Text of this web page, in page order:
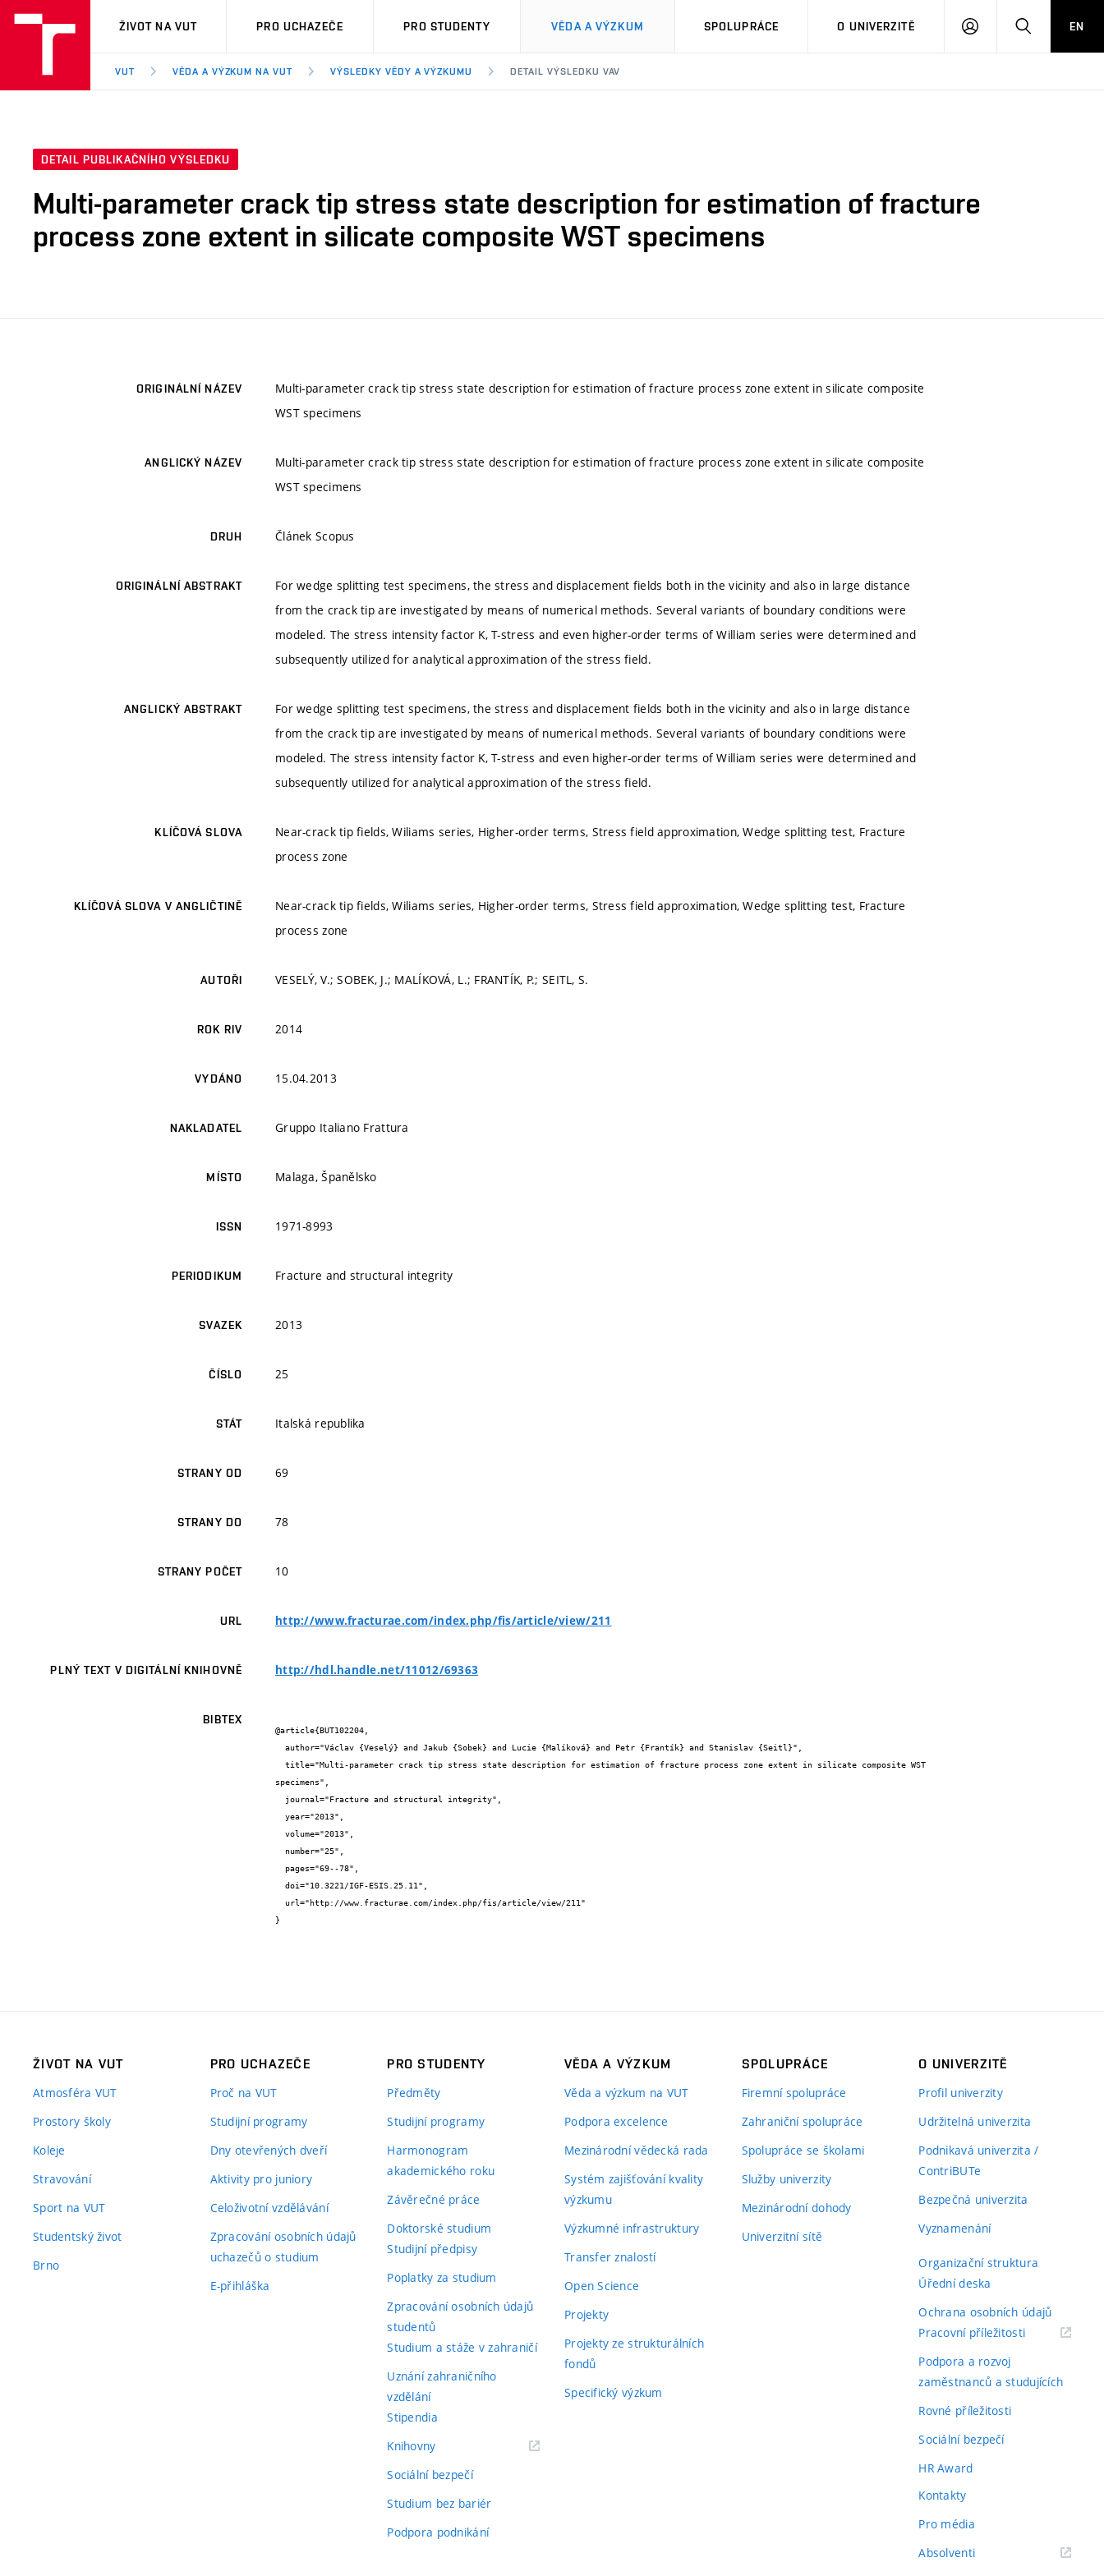
VUT
ŽIVOT NA VUT PRO UCHAZEČE PRO STUDENTY VĚDA A VÝZKUM SPOLUPRÁCE O UNIVERZITĚ
PŘIHLÁSIT HLEDATEN
VUT VĚDA A VÝZKUM NA VUT VÝSLEDKY VĚDY A VÝZKUMU DETAIL VÝSLEDKU VAV
DETAIL PUBLIKAČNÍHO VÝSLEDKU
Multi-parameter crack tip stress state description for estimation of fracture
process zone extent in silicate composite WST specimens
ORIGINÁLNÍ NÁZEV
Multi-parameter crack tip stress state description for estimation of fracture process zone extent in silicate composite
WST specimens
ANGLICKÝ NÁZEV
Multi-parameter crack tip stress state description for estimation of fracture process zone extent in silicate composite
WST specimens
DRUH Článek Scopus
ORIGINÁLNÍ ABSTRAKT
For wedge splitting test specimens, the stress and displacement fields both in the vicinity and also in large distance
from the crack tip are investigated by means of numerical methods. Several variants of boundary conditions were
modeled. The stress intensity factor K, T-stress and even higher-order terms of William series were determined and
subsequently utilized for analytical approximation of the stress field.
ANGLICKÝ ABSTRAKT
For wedge splitting test specimens, the stress and displacement fields both in the vicinity and also in large distance
from the crack tip are investigated by means of numerical methods. Several variants of boundary conditions were
modeled. The stress intensity factor K, T-stress and even higher-order terms of William series were determined and
subsequently utilized for analytical approximation of the stress field.
KLÍČOVÁ SLOVA
Near-crack tip fields, Wiliams series, Higher-order terms, Stress field approximation, Wedge splitting test, Fracture
process zone
KLÍČOVÁ SLOVA V ANGLIČTINĚ
Near-crack tip fields, Wiliams series, Higher-order terms, Stress field approximation, Wedge splitting test, Fracture
process zone
AUTOŘI VESELÝ, V.; SOBEK, J.; MALÍKOVÁ, L.; FRANTÍK, P.; SEITL, S.
ROK RIV 2014
VYDÁNO 15.04.2013
NAKLADATEL Gruppo Italiano Frattura
MÍSTO Malaga, Španělsko
ISSN 1971-8993
PERIODIKUM Fracture and structural integrity
SVAZEK 2013
ČÍSLO 25
STÁT Italská republika
STRANY OD 69
STRANY DO 78
STRANY POČET 10
URL http://www.fracturae.com/index.php/fis/article/view/211
PLNÝ TEXT V DIGITÁLNÍ KNIHOVNĚ http://hdl.handle.net/11012/69363
BIBTEX
@article{BUT102204,
specimens",
}
ŽIVOT NA VUT
Atmosféra VUT
Prostory školy
Koleje
Stravování
Sport na VUT
Studentský život
Brno
PRO UCHAZEČE
Proč na VUT
Studijní programy
Dny otevřených dveří
Aktivity pro juniory
Celoživotní vzdělávání
Zpracování osobních údajů
uchazečů o studium
E-přihláška
PRO STUDENTY
Předměty
Studijní programy
Harmonogram
akademického roku
Závěrečné práce
Doktorské studium
Studijní předpisy
Poplatky za studium
Zpracování osobních údajů
studentů
Studium a stáže v zahraničí
Uznání zahraničního
vzdělání
Stipendia
Knihovny(externí
Sociální bezpečí
Studium bez bariér
Podpora podnikání
VĚDA A VÝZKUM
Věda a výzkum na VUT
Podpora excelence
Mezinárodní vědecká rada
Systém zajišťování kvality
výzkumu
Výzkumné infrastruktury
Transfer znalostí
Open Science
Projekty
Projekty ze strukturálních
fondů
Specifický výzkum
SPOLUPRÁCE
Firemní spolupráce
Zahraniční spolupráce
Spolupráce se školami
Služby univerzity
Mezinárodní dohody
Univerzitní sítě
O UNIVERZITĚ
Profil univerzity
Udržitelná univerzita
Podnikavá univerzita /
ContriBUTe
Bezpečná univerzita
Vyznamenání
Organizační struktura
Úřední deska
Ochrana osobních údajů
Pracovní příležitosti(externí
Podpora a rozvoj
zaměstnanců a studujících
Rovné příležitosti
Sociální bezpečí
HR Award
Kontakty
Pro média
Absolventi(externí